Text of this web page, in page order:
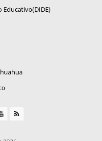
Educativo(DIDE)